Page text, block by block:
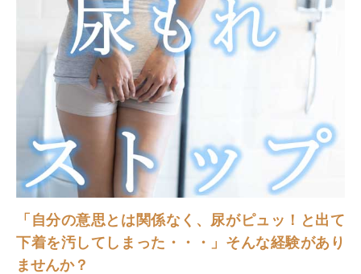
「⾃分の意思とは関係なく、尿がピュッ！と出て
下着を汚してしまった・・・」そんな経験があり
ませんか？